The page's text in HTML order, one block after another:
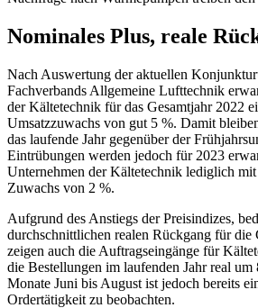
Nominales Plus, reale
Nach Auswertung der aktuellen
Fachverbands Allgemeine Lufttechnik
der Kältetechnik für das Gesamtjahr 2022
Umsatzzuwachs von gut 5 %. Damit
das laufende Jahr gegenüber der
Eintrübungen werden jedoch für 2023
Unternehmen der Kältetechnik lediglich
Zuwachs von 2 %.
Aufgrund des Anstiegs der Preisindizes,
durchschnittlichen realen Rückgang für die
zeigen auch die Auftragseingänge für
die Bestellungen im laufenden Jahr real
Monate Juni bis August ist jedoch bereits
Ordertätigkeit zu beobachten.